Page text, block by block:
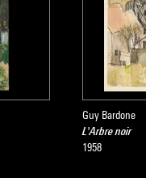
Guy Bardone
L'Arbre noir
1958